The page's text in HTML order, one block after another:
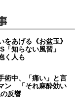
をあげる《お盆玉》
知らない風習」
く人も
術中、「痛い」と言
ン 「それ麻酔効い
反響